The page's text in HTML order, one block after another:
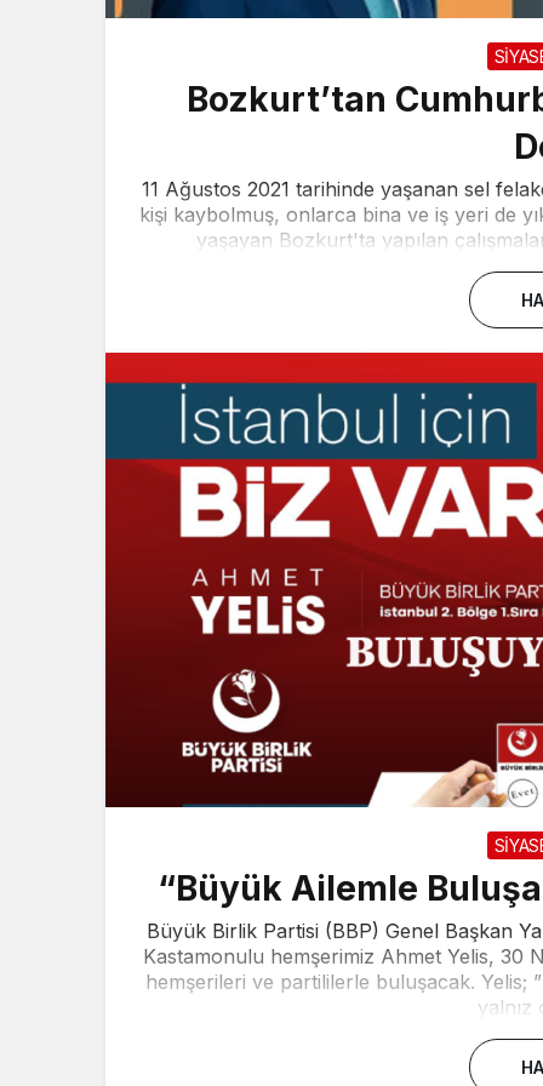
Bozkurt’tan
11 Ağustos 2021 tarihinde yaşanan sel
kişi kaybolmuş, onlarca bina ve iş yeri de
yaşayan Bozkurt'ta yapılan
“Büyük Ailemle
Büyük Birlik Partisi (BBP) Genel Başkan
Kastamonulu hemşerimiz Ahmet Yelis, 30
hemşerileri ve partililerle buluşacak. Yelis;
yalnız